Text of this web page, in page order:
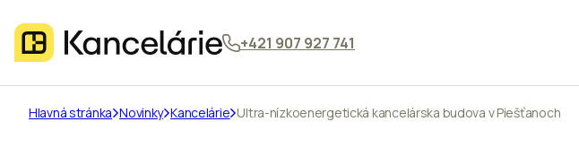
+421 907 927 741
Hlavná stránka Novinky Kancelárie Ultra-nízkoenergetická kancelárska budova v Piešťanoch